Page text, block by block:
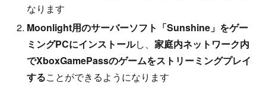
なります
Moonlight用のサーバーソフト「Sunshine」をゲー
ミングPCにインストールし、家庭内ネットワーク内
でXboxGamePassのゲームをストリーミングプレイ
することができるようになります